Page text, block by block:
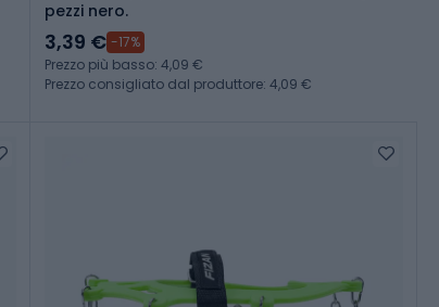
pezzi nero.
3,39 € -17%
Prezzo più basso: 4,09 €
Prezzo consigliato dal produttore: 4,09 €